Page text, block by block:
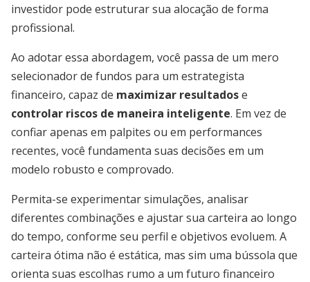
investidor pode estruturar sua alocação de forma
profissional.
Ao adotar essa abordagem, você passa de um mero
selecionador de fundos para um estrategista
financeiro, capaz de maximizar resultadose
controlar riscos de maneira inteligente. Em vez de
confiar apenas em palpites ou em performances
recentes, você fundamenta suas decisões em um
modelo robusto e comprovado.
Permita-se experimentar simulações, analisar
diferentes combinações e ajustar sua carteira ao longo
do tempo, conforme seu perfil e objetivos evoluem. A
carteira ótima não é estática, mas sim uma bússola que
orienta suas escolhas rumo a um futuro financeiro